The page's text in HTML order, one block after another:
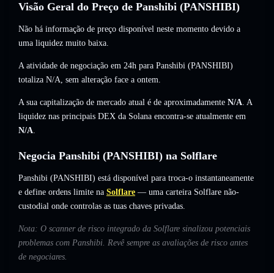
Visão Geral do Preço de Panshibi (PANSHIBI)
Não há informação de preço disponível neste momento devido a
uma liquidez muito baixa.
A atividade de negociação em 24h para Panshibi (PANSHIBI)
totaliza N/A, sem alteração face a ontem.
A sua capitalização de mercado atual é de aproximadamente N/A. A
liquidez nas principais DEX da Solana encontra-se atualmente em
N/A.
Negocia Panshibi (PANSHIBI) na Solflare
Panshibi (PANSHIBI) está disponível para troca-o instantaneamente
e define ordens limite na Solflare — uma carteira Solflare não-
custodial onde controlas as tuas chaves privadas.
Nota: O scanner de risco integrado da Solflare sinalizou potenciais
problemas com Panshibi. Revê sempre as avaliações de risco antes
de negociares.